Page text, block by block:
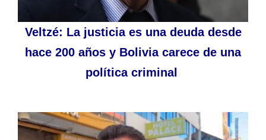
Veltzé: La justicia es una deuda desde
hace 200 años y Bolivia carece de una
política criminal